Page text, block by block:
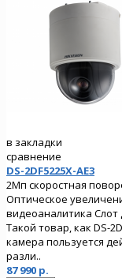
в закладки
сравнение
DS-2DF5225X-AE3
2Мп скоростная
Оптическое
видеоаналитика Слот
Такой товар, как DS-
камера пользуется
разли..
87 990 р.